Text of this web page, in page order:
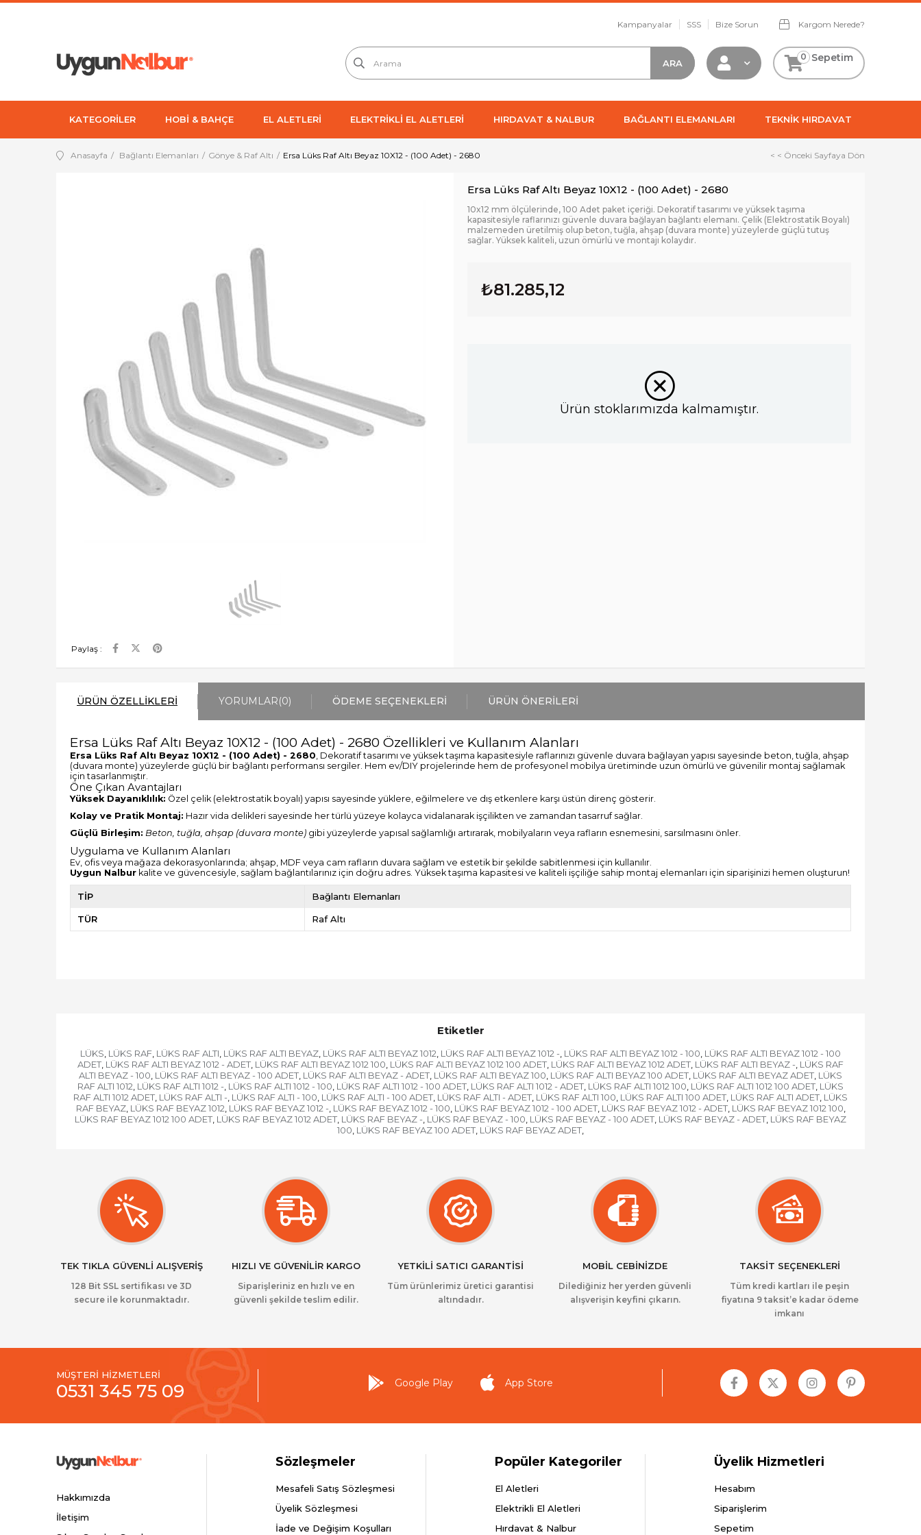
Kampanyalar SSS Bize Sorun Kargom Nerede?
Sepetim
0
KATEGORİLER HOBİ & BAHÇE EL ALETLERİ ELEKTRİKLİ EL ALETLERİ HIRDAVAT & NALBUR BAĞLANTI ELEMANLARI TEKNİK HIRDAVAT
Anasayfa Bağlantı Elemanları Gönye & Raf Altı Ersa Lüks Raf Altı Beyaz 10X12 - (100 Adet) - 2680 < < Önceki Sayfaya Dön
Paylaş :
Ersa Lüks Raf Altı Beyaz 10X12 - (100 Adet) - 2680
10x12 mm ölçülerinde, 100 Adet paket içeriği. Dekoratif tasarımı ve yüksek taşıma
kapasitesiyle raflarınızı güvenle duvara bağlayan bağlantı elemanı. Çelik (Elektrostatik Boyalı)
malzemeden üretilmiş olup beton, tuğla, ahşap (duvara monte) yüzeylerde güçlü tutuş
sağlar. Yüksek kaliteli, uzun ömürlü ve montajı kolaydır.
₺81.285,12
Ürün stoklarımızda kalmamıştır.
ÜRÜN ÖZELLIKLERI YORUMLAR(0) ÖDEME SEÇENEKLERI ÜRÜN ÖNERILERI
Ersa Lüks Raf Altı Beyaz 10X12 - (100 Adet) - 2680 Özellikleri ve Kullanım Alanları
Ersa Lüks Raf Altı Beyaz 10X12 - (100 Adet) - 2680, Dekoratif tasarımı ve yüksek taşıma kapasitesiyle raflarınızı güvenle duvara bağlayan yapısı sayesinde beton, tuğla, ahşap
(duvara monte) yüzeylerde güçlü bir bağlantı performansı sergiler. Hem ev/DIY projelerinde hem de profesyonel mobilya üretiminde uzun ömürlü ve güvenilir montaj sağlamak
için tasarlanmıştır.
Öne Çıkan Avantajları
Yüksek Dayanıklılık: Özel çelik (elektrostatik boyalı) yapısı sayesinde yüklere, eğilmelere ve dış etkenlere karşı üstün direnç gösterir.
Kolay ve Pratik Montaj: Hazır vida delikleri sayesinde her türlü yüzeye kolayca vidalanarak işçilikten ve zamandan tasarruf sağlar.
Güçlü Birleşim: Beton, tuğla, ahşap (duvara monte) gibi yüzeylerde yapısal sağlamlığı artırarak, mobilyaların veya rafların esnemesini, sarsılmasını önler.
Uygulama ve Kullanım Alanları
Ev, ofis veya mağaza dekorasyonlarında; ahşap, MDF veya cam rafların duvara sağlam ve estetik bir şekilde sabitlenmesi için kullanılır.
Uygun Nalbur kalite ve güvencesiyle, sağlam bağlantılarınız için doğru adres. Yüksek taşıma kapasitesi ve kaliteli işçiliğe sahip montaj elemanları için siparişinizi hemen oluşturun!
TİP Bağlantı Elemanları
TÜR Raf Altı
Etiketler
LÜKS, LÜKS RAF, LÜKS RAF ALTI, LÜKS RAF ALTI BEYAZ, LÜKS RAF ALTI BEYAZ 1012, LÜKS RAF ALTI BEYAZ 1012 -, LÜKS RAF ALTI BEYAZ 1012 - 100, LÜKS RAF ALTI BEYAZ 1012 - 100
ADET, LÜKS RAF ALTI BEYAZ 1012 - ADET, LÜKS RAF ALTI BEYAZ 1012 100, LÜKS RAF ALTI BEYAZ 1012 100 ADET, LÜKS RAF ALTI BEYAZ 1012 ADET, LÜKS RAF ALTI BEYAZ -, LÜKS RAF
ALTI BEYAZ - 100, LÜKS RAF ALTI BEYAZ - 100 ADET, LÜKS RAF ALTI BEYAZ - ADET, LÜKS RAF ALTI BEYAZ 100, LÜKS RAF ALTI BEYAZ 100 ADET, LÜKS RAF ALTI BEYAZ ADET, LÜKS
RAF ALTI 1012, LÜKS RAF ALTI 1012 -, LÜKS RAF ALTI 1012 - 100, LÜKS RAF ALTI 1012 - 100 ADET, LÜKS RAF ALTI 1012 - ADET, LÜKS RAF ALTI 1012 100, LÜKS RAF ALTI 1012 100 ADET, LÜKS
RAF ALTI 1012 ADET, LÜKS RAF ALTI -, LÜKS RAF ALTI - 100, LÜKS RAF ALTI - 100 ADET, LÜKS RAF ALTI - ADET, LÜKS RAF ALTI 100, LÜKS RAF ALTI 100 ADET, LÜKS RAF ALTI ADET, LÜKS
RAF BEYAZ, LÜKS RAF BEYAZ 1012, LÜKS RAF BEYAZ 1012 -, LÜKS RAF BEYAZ 1012 - 100, LÜKS RAF BEYAZ 1012 - 100 ADET, LÜKS RAF BEYAZ 1012 - ADET, LÜKS RAF BEYAZ 1012 100,
LÜKS RAF BEYAZ 1012 100 ADET, LÜKS RAF BEYAZ 1012 ADET, LÜKS RAF BEYAZ -, LÜKS RAF BEYAZ - 100, LÜKS RAF BEYAZ - 100 ADET, LÜKS RAF BEYAZ - ADET, LÜKS RAF BEYAZ
100, LÜKS RAF BEYAZ 100 ADET, LÜKS RAF BEYAZ ADET,
TEK TIKLA GÜVENLİ ALIŞVERİŞ
128 Bit SSL sertifikası ve 3D
secure ile korunmaktadır.
HIZLI VE GÜVENİLİR KARGO
Siparişleriniz en hızlı ve en
güvenli şekilde teslim edilir.
YETKİLİ SATICI GARANTİSİ
Tüm ürünlerimiz üretici garantisi
altındadır.
MOBİL CEBİNİZDE
Dilediğiniz her yerden güvenli
alışverişin keyfini çıkarın.
TAKSİT SEÇENEKLERİ
Tüm kredi kartları ile peşin
fiyatına 9 taksit’e kadar ödeme
imkanı
MÜŞTERİ HİZMETLERİ
0531 345 75 09 Google Play App Store
Hakkımızda
İletişim
Sözleşmeler
Mesafeli Satış Sözleşmesi
Üyelik Sözleşmesi
İade ve Değişim Koşulları
Popüler Kategoriler
El Aletleri
Elektrikli El Aletleri
Hırdavat & Nalbur
Üyelik Hizmetleri
Hesabım
Siparişlerim
Sepetim